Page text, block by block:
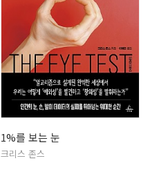
1%를 보는 눈
크리스 존스